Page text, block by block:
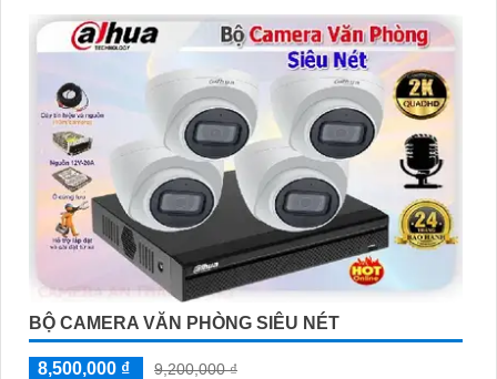
BỘ CAMERA VĂN PHÒNG SIÊU NÉT
8,500,000 ₫
9,200,000 ₫